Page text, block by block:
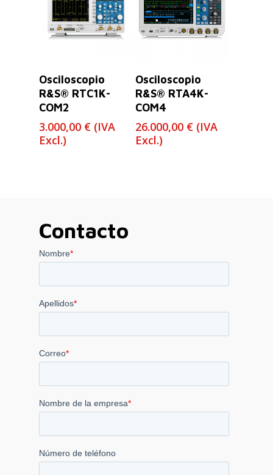
26.930,00 €
Osciloscopio
R&S® RTC1K-
COM2
3.000,00 € (IVA
Excl.)
Osciloscopio
R&S® RTA4K-
COM4
26.000,00 € (IVA
Excl.)
Contacto